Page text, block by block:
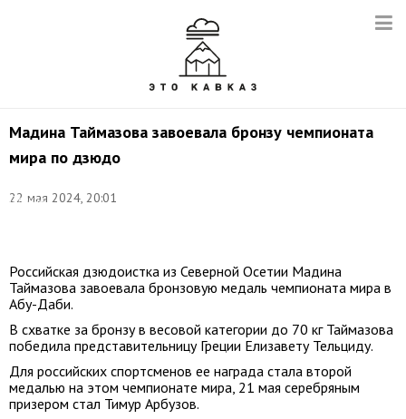
Мадина Таймазова завоевала бронзу чемпионата
мира по дзюдо
22 мая 2024, 20:01
Гавриил
Российская дзюдоистка из Северной Осетии Мадина
Таймазова завоевала бронзовую медаль чемпионата мира в
Абу-Даби.
В схватке за бронзу в весовой категории до 70 кг Таймазова
победила представительницу Греции Елизавету Тельциду.
Для российских спортсменов ее награда стала второй
медалью на этом чемпионате мира, 21 мая серебряным
призером стал Тимур Арбузов.